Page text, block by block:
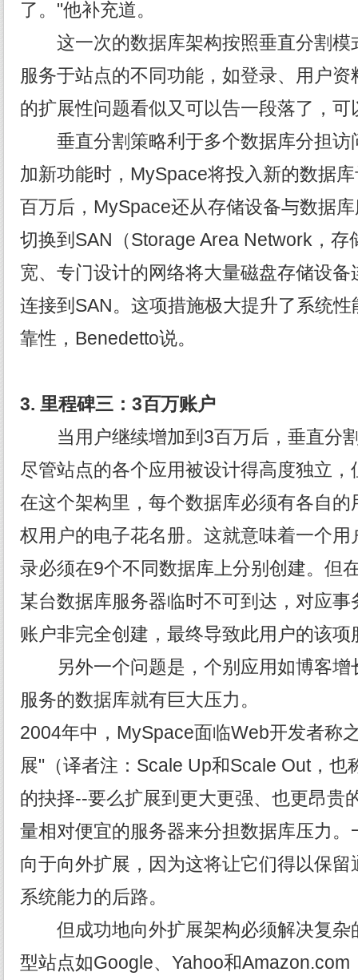
了。"他补充道。
这一次的数据库架构按照垂直分割模
服务于站点的不同功能，如登录、用户
的扩展性问题看似又可以告一段落了，可
垂直分割策略利于多个数据库分担访
加新功能时，MySpace将投入新的数据
百万后，MySpace还从存储设备与数据
切换到SAN（Storage Area Network，存
宽、专门设计的网络将大量磁盘存储设
连接到SAN。这项措施极大提升了系统
靠性，Benedetto说。
3. 里程碑三：3百万账户
当用户继续增加到3百万后，垂直分
尽管站点的各个应用被设计得高度独立
在这个架构里，每个数据库必须有各自
权用户的电子花名册。这就意味着一个
录必须在9个不同数据库上分别创建。但
某台数据库服务器临时不可到达，对应
账户非完全创建，最终导致此用户的该项
另外一个问题是，个别应用如博客增
服务的数据库就有巨大压力。
2004年中，MySpace面临Web开发者称
展"（译者注：Scale Up和Scale Out，也
的抉择--要么扩展到更大更强、也更昂贵
量相对便宜的服务器来分担数据库压力
向于向外扩展，因为这将让它们得以保
系统能力的后路。
但成功地向外扩展架构必须解决复杂
型站点如Google、Yahoo和Amazon.com